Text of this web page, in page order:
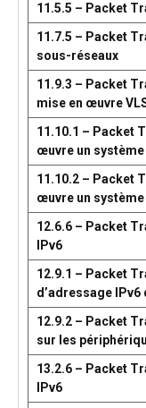
11.5.5 – Packet
11.7.5 – Packet
sous-réseaux
11.9.3 – Packet
mise en œuvre
11.10.1 – Packet
œuvre un système
11.10.2 – Packet
œuvre un système
12.6.6 – Packet
IPv6
12.9.1 – Packet
d’adressage
12.9.2 – Packet
sur les
13.2.6 – Packet
IPv6